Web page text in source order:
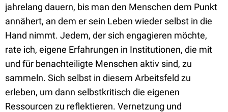
jahrelang dauern, bis man den Menschen dem Punkt
annähert, an dem er sein Leben wieder selbst in die
Hand nimmt. Jedem, der sich engagieren möchte,
rate ich, eigene Erfahrungen in Institutionen, die mit
und für benachteiligte Menschen aktiv sind, zu
sammeln. Sich selbst in diesem Arbeitsfeld zu
erleben, um dann selbstkritisch die eigenen
Ressourcen zu reflektieren. Vernetzung und